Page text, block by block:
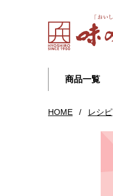
商品一覧
HOME / レシピ